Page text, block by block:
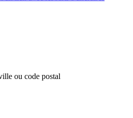
ou code postal